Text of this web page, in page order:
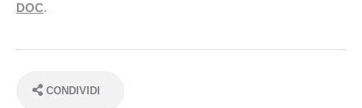
DOC.
CONDIVIDI